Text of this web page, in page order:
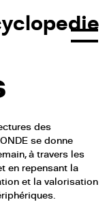
des
se donne
à travers les
en repensant la
et la valorisation